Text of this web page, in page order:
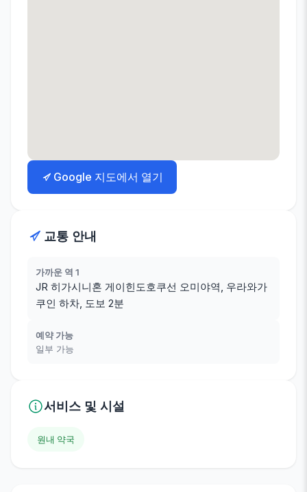
Google 지도에서 열기
교통 안내
가까운 역 1
JR 히가시니혼 게이힌도호쿠선 오미야역, 우라와가
쿠인 하차, 도보 2분
예약 가능
일부 가능
서비스 및 시설
원내 약국